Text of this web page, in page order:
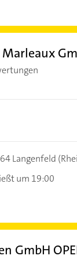
Langenfeld
um 19:00
GmbH